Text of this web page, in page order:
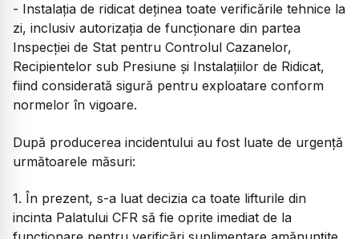
- Instalația de ridicat deținea toate verificările tehnice la
zi, inclusiv autorizația de funcționare din partea
Inspecției de Stat pentru Controlul Cazanelor,
Recipientelor sub Presiune și Instalațiilor de Ridicat,
fiind considerată sigură pentru exploatare conform
normelor în vigoare.
După producerea incidentului au fost luate de urgență
următoarele măsuri:
1. În prezent, s-a luat decizia ca toate lifturile din
incinta Palatului CFR să fie oprite imediat de la